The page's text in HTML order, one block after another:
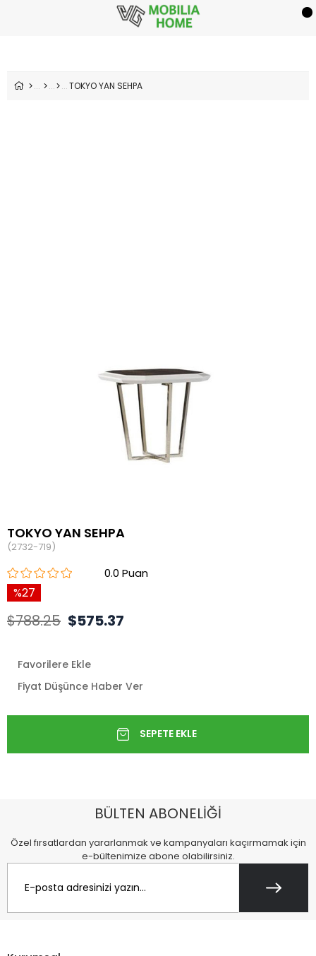
TOKYO YAN SEHPA
TOKYO YAN SEHPA
(2732-719)
0.0
27
$788.25 $575.37
Favorilere Ekle
Fiyat Düşünce Haber Ver
BÜLTEN ABONELİĞİ
Özel fırsatlardan yararlanmak ve kampanyaları kaçırmamak için
e-bültenimize abone olabilirsiniz.